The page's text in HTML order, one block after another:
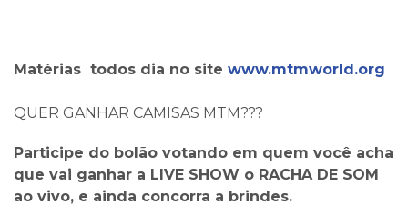
Matérias todos dia no site www.mtmworld.org
QUER GANHAR CAMISAS MTM???
Participe do bolão votando em quem você acha
que vai ganhar a LIVE SHOW o RACHA DE SOM
ao vivo, e ainda concorra a brindes.